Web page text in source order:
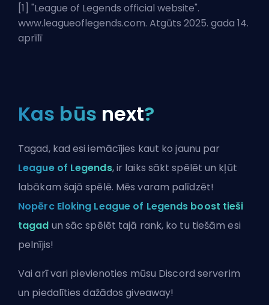
[1] "League of Legends official website".
www.leagueoflegends.com. Atgūts 2025. gada 14.
aprīlī
Kas būs next?
Tagad, kad esi iemācījies kaut ko jaunu par
League of Legends, ir laiks sākt spēlēt un kļūt
labākam šajā spēlē. Mēs varam palīdzēt!
Nopērc Eloking League of Legends boost tieši
tagad un sāc spēlēt tajā rank, ko tu tiešām esi
pelnījis!
Vai arī vari pievienoties mūsu Discord serverim
un piedalīties dažādos giveaway!